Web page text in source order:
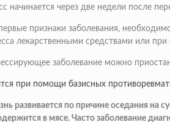
начинается через две недели после
признаки заболевания,
лекарственными средствами или
заболевание можно
при помощи базисных
развивается по причине оседания
в мясе. Часто заболевание